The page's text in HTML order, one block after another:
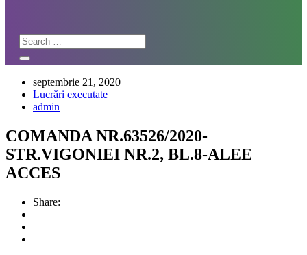
septembrie 21, 2020
Lucrări executate
admin
COMANDA NR.63526/2020-
STR.VIGONIEI NR.2, BL.8-ALEE
ACCES
Share: